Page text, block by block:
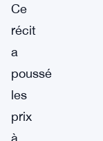
Ce
récit
a
poussé
les
prix
à